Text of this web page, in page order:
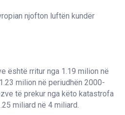
njofton luftën kundër
është rritur nga 1.19 milion në
milion në periudhën 2000-
të prekur nga këto katastrofa
miliard në 4 miliard.